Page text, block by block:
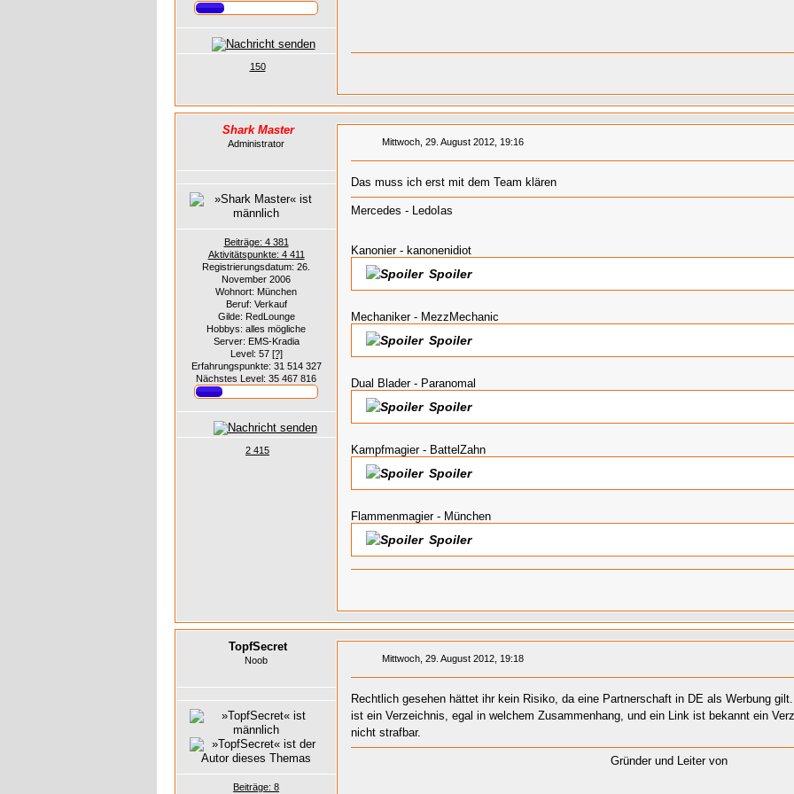
150
Shark Master
Administrator
Beiträge: 4 381
Aktivitätspunkte: 4 411
Registrierungsdatum: 26.
November 2006
Wohnort: München
Beruf: Verkauf
Gilde: RedLounge
Hobbys: alles mögliche
Server: EMS-Kradia
Level: 57 [?]
Erfahrungspunkte: 31 514 327
Nächstes Level: 35 467 816
2 415
Mittwoch, 29. August 2012, 19:16
Das muss ich erst mit dem Team klären
Mercedes - LedoIas
Kanonier - kanonenidiot
Spoiler
Mechaniker - MezzMechanic
Spoiler
Dual Blader - Paranomal
Spoiler
Kampfmagier - BattelZahn
Spoiler
Flammenmagier - München
Spoiler
TopfSecret
Noob
Beiträge: 8
Mittwoch, 29. August 2012, 19:18
Rechtlich gesehen hättet ihr kein Risiko, da eine Partnerschaft in DE als Werbung
ist ein Verzeichnis, egal in welchem Zusammenhang, und ein Link ist bekannt ein
nicht strafbar.
Gründer und Leiter von